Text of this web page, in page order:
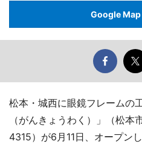
Google Map
松本・城西に眼鏡フレームの
（がんきょうわく）」（松
4315）が6月11日、オープンし